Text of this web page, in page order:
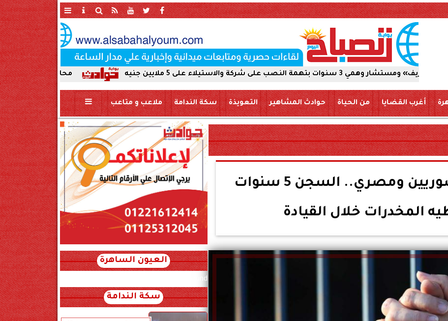
محافظ سوهاج يحيل واقعة ردم نهر على شركة والاستيلاء على 5 ملايين جنيه
أغرب القضايا من الحياة حوادث المشاهير التعويذة سكة الندامة ملاعب و متاعب
تسبب في إصابة 7 سوريين ومصري.. السجن 5 سنوات
المخدرات خلال القيادة
العيون الساهرة
xml_json/rss/~12.xml x0n not found
سكة الندامة